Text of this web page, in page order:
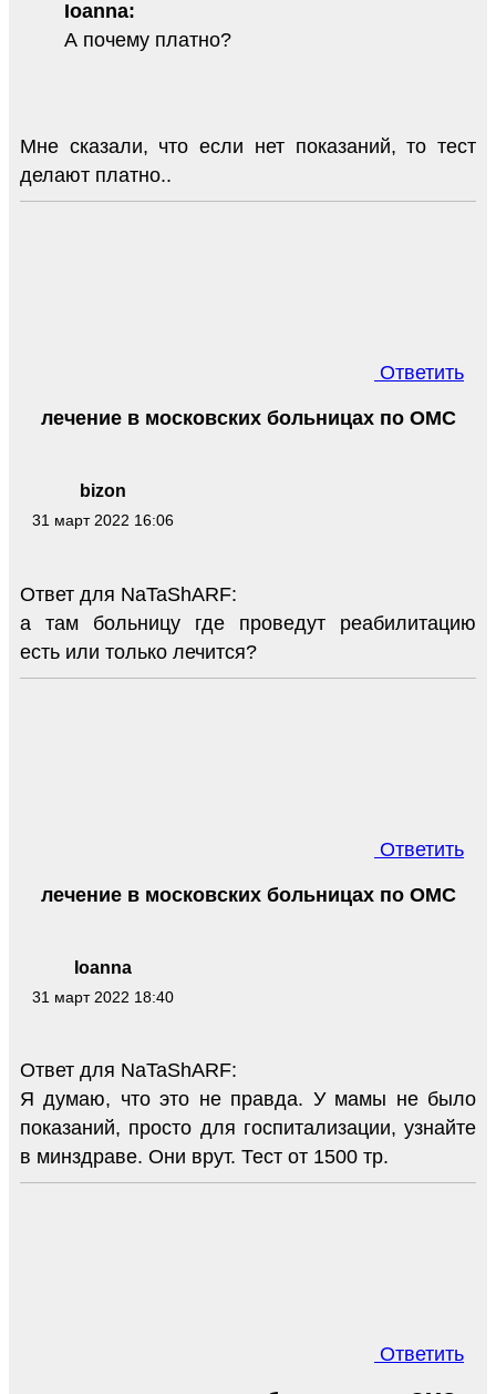
Ioanna:
А почему платно?
Мне сказали, что если нет показаний, то тест
делают платно..
Ответить
bizon
31 март 2022 16:06
лечение в московских больницах по ОМС
Ответ для NaTaShARF:
а там больницу где проведут реабилитацию
есть или только лечится?
Ответить
Ioanna
31 март 2022 18:40
лечение в московских больницах по ОМС
Ответ для NaTaShARF:
Я думаю, что это не правда. У мамы не было
показаний, просто для госпитализации, узнайте
в минздраве. Они врут. Тест от 1500 тр.
Ответить